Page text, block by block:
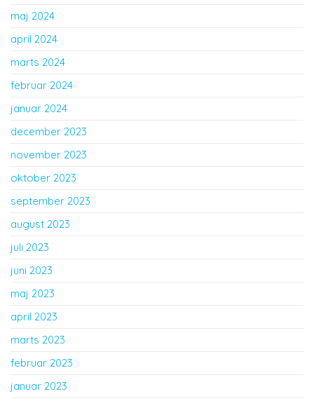
maj 2024
april 2024
marts 2024
februar 2024
januar 2024
december 2023
november 2023
oktober 2023
september 2023
august 2023
juli 2023
juni 2023
maj 2023
april 2023
marts 2023
februar 2023
januar 2023